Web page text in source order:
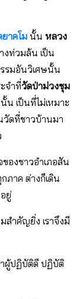
าคโม นั้น หลวง
งท่วมล้น เป็น
รมอันวิเศษนั้น
จําที่วัดป่าม่วงชุม
น เป็นที่ไม่เหมาะ
วัดที่ชาวบ้านมา
องชาวอําเภอสัน
ภาค ต่างก็เดิน
ยู่
าคัญยิ่ง เราจึงมี
ผู้ปฏิบัติดี ปฏิบัติ